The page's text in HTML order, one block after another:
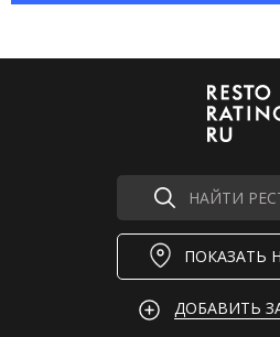
НАЙТИ
ПОКАЗАТЬ
ДОБАВИТЬ